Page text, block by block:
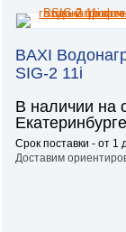
BAXI
SIG-2 11i
В наличии на
Екатеринбурге
Срок поставки - от 1
Доставим